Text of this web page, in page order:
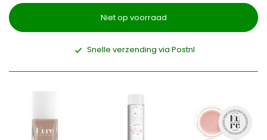
Niet op voorraad
Snelle verzending via Postnl